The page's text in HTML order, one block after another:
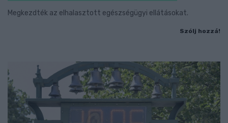
Megkezdték az elhalasztott egészségügyi ellátásokat.
Szólj hozzá!